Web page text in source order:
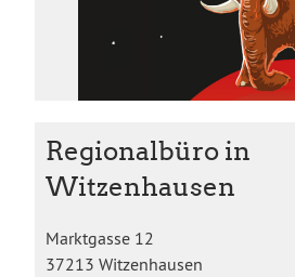
Regionalbüro in
Witzenhausen
Marktgasse 12
37213 Witzenhausen